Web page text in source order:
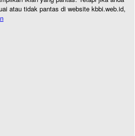
atau tidak pantas di website kbbi.web.id,